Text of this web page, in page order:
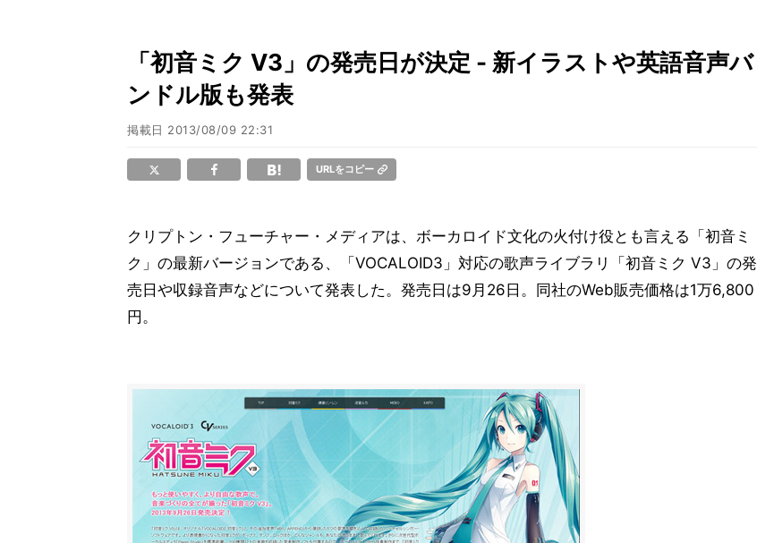
「初音ミク V3」の発売日が決定 - 新イラストや英語音声バ
ンドル版も発表
掲載日 2013/08/09 22:31
URLをコピー
クリプトン・フューチャー・メディアは、ボーカロイド文化の火付け役とも言える「初音ミ
ク」の最新バージョンである、「VOCALOID3」対応の歌声ライブラリ「初音ミク V3」の発
売日や収録音声などについて発表した。発売日は9月26日。同社のWeb販売価格は1万6,800
円。